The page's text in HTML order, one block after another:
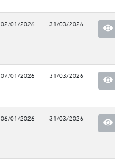
02/01/2026 31/03/2026
07/01/2026 31/03/2026
06/01/2026 31/03/2026